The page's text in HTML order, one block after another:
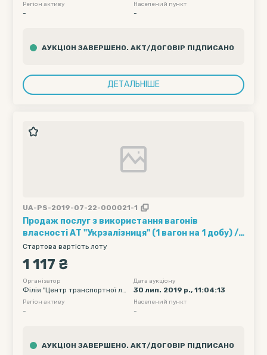
гістики" АТ "Укрзалізниця"
Регіон активу
-
Населений пункт
-
АУКЦІОН ЗАВЕРШЕНО. АКТ/ДОГОВІР ПІДПИСАНО
ДЕТАЛЬНІШЕ
UA-PS-2019-07-22-000021-1
Продаж послуг з використання вагонів
власності АТ "Укрзалізниця" (1 вагон на 1 добу) ///
Кількість вагонів - 5, Рухомий склад - 95, Полігон
навантаження - Без обмеження, Дата подачі
вагону початкова - 2019-08-12 00:00, Дата
подачі вагону кінцева - 2019-08-12 23:59
Стартова вартість лоту
1 117 ₴
Організатор
Філія "Центр транспортної ло
гістики" АТ "Укрзалізниця"
Дата аукціону
30 лип. 2019 р., 11:04:13
Регіон активу
-
Населений пункт
-
АУКЦІОН ЗАВЕРШЕНО. АКТ/ДОГОВІР ПІДПИСАНО